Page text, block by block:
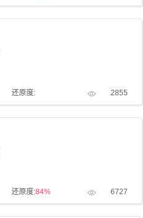
还原度: 2855
还原度:84% 6727